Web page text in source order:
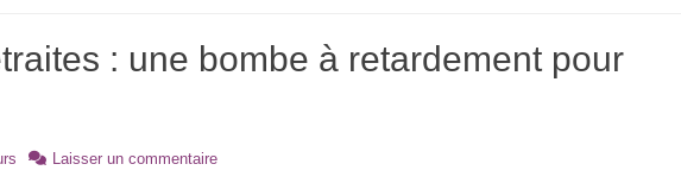
: une bombe à retardement pour
Laisser un commentaire